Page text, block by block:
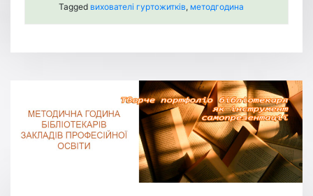
Tagged вихователі гуртожитків, методгодина